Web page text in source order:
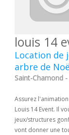
louis 14
Location de
arbre de
Saint-Chamond
Assurez
Louis 14 Event. Il
jeux/structures
vont donner une